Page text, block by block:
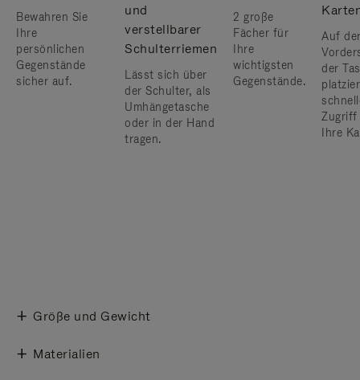
Bewahren Sie
Ihre
persönlichen
Gegenstände
sicher auf.
und
verstellbarer
Schulterriemen
Lässt sich über
der Schulter, als
Umhängetasche
oder in der Hand
tragen.
2 große
Fächer für
Ihre
wichtigsten
Gegenstände.
Auf
der
Zugriff
Ihre
Größe und Gewicht
Materialien